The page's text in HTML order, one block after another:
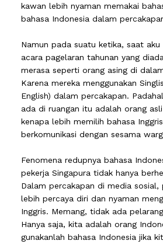
kawan lebih nyaman memakai
bahasa Indonesia dalam
Namun pada suatu ketika, saat aku
acara pagelaran tahunan yang
merasa seperti orang asing di
Karena mereka menggunakan
English) dalam percakapan.
ada di ruangan itu adalah orang
kenapa lebih memilih bahasa
berkomunikasi dengan sesama
Fenomena redupnya bahasa
pekerja Singapura tidak hanya
Dalam percakapan di media sosial,
lebih percaya diri dan nyaman
Inggris. Memang, tidak ada
Hanya saja, kita adalah orang
gunakanlah bahasa Indonesia jika